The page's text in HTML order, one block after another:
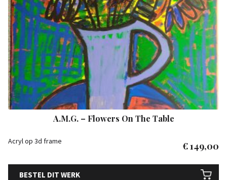
A.M.G. – Flowers On The Table
Acryl op 3d frame €149,00
BESTEL DIT WERK